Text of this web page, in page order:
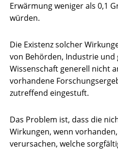
Erwärmung weniger als 0,1
würden.
Die Existenz solcher
von Behörden, Industrie
Wissenschaft generell nicht
vorhandene
zutreffend eingestuft.
Das Problem ist, dass die
Wirkungen, wenn
verursachen, welche